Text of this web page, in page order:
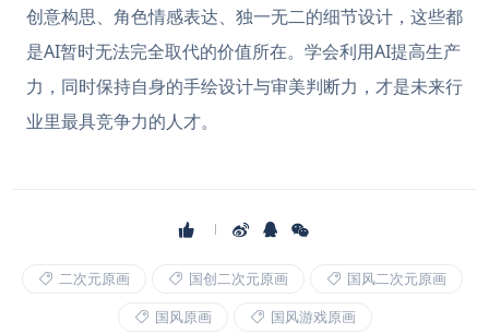
创意构思、角色情感表达、独一无二的细节设计，这些都
是AI暂时无法完全取代的价值所在。学会利用AI提高生产
力，同时保持自身的手绘设计与审美判断力，才是未来行
业里最具竞争力的人才。
二次元原画 国创二次元原画
国风二次元原画
国风原画
国风游戏原画